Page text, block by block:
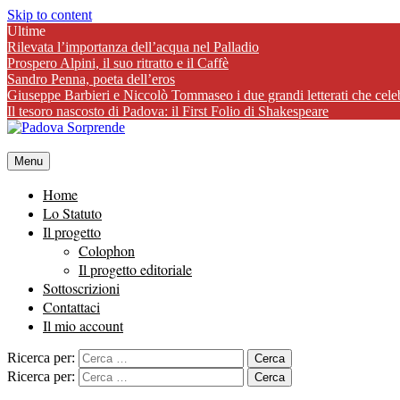
Skip to content
Ultime
Rilevata l’importanza dell’acqua nel Palladio
Prospero Alpini, il suo ritratto e il Caffè
Sandro Penna, poeta dell’eros
Giuseppe Barbieri e Niccolò Tommaseo i due grandi letterati che
Il tesoro nascosto di Padova: il First Folio di Shakespeare
Menu
Home
Lo Statuto
Il progetto
Colophon
Il progetto editoriale
Sottoscrizioni
Contattaci
Il mio account
Ricerca per:
Ricerca per: